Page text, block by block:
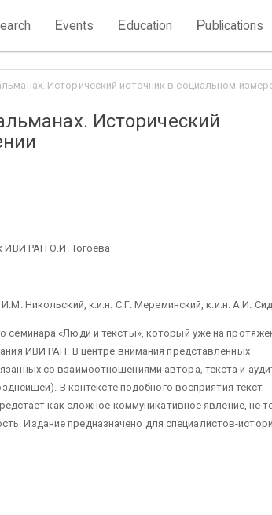
Events Education Publications
Исторический источник в социальном
Исторический
ИВИ РАН О.И. Тогоева
Никольский, к.и.н. С.Г. Мереминский, к.и.н. А.И.
семинара «Люди и тексты», который уже на
ИВИ РАН. В центре внимания представленных
со взаимоотношениями автора, текста и
В контексте подобного восприятия текст
как сложное коммуникативное явление, не
Издание предназначено для специалистов-